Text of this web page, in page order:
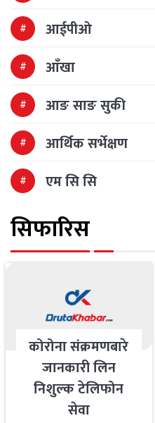
आईपीओ
आँखा
आङ साङ सुकी
आर्थिक सर्भेक्षण
एम सि सि
सिफारिस
कोरोना संक्रमणबारे
जानकारी लिन
निशुल्क टेलिफोन
सेवा